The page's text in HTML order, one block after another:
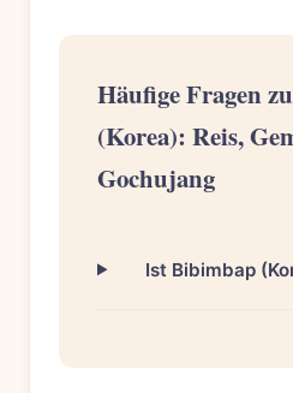
Häufige Fragen
(Korea): Reis,
Gochujang
Ist Bibimbap